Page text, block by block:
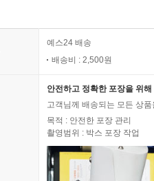
예스24 배송
배송비 : 2,500원
안전하고 정확한 포장을 위
고객님께 배송되는 모든 상
목적 : 안전한 포장 관리
촬영범위 : 박스 포장 작업